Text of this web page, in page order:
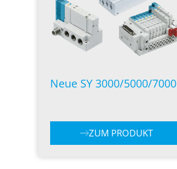
Neue SY 3000/5000/7000
ZUM PRODUKT